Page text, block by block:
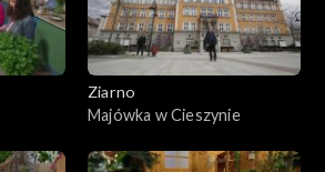
Ziarno
Majówka w Cieszynie